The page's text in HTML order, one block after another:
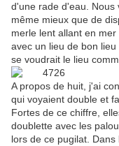
d'une rade d'eau. Nous
même mieux que de
merle lent allant en
avec un lieu de bon
se voudrait le lieu
A propos de huit, j'ai
qui voyaient double et
Fortes de ce chiffre,
doublette avec les
lors de ce pugilat. Dans